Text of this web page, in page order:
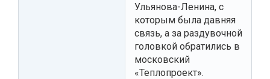
Ульянова-Ленина, с
которым была давняя
связь, а за раздувочной
головкой обратились в
московский
«Теплопроект».